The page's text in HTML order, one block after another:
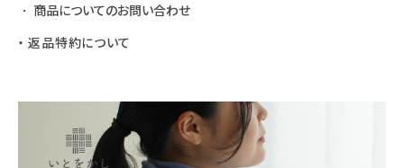
商品についてのお問い合わせ
返品特約について